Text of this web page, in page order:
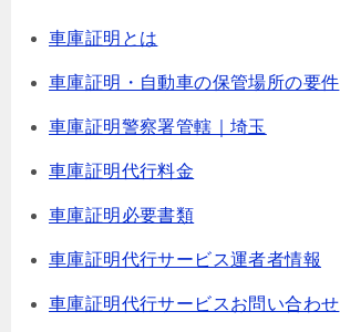
車庫証明とは
車庫証明・自動車の保管場所の要件
車庫証明警察署管轄｜埼玉
車庫証明代行料金
車庫証明必要書類
車庫証明代行サービス運者者情報
車庫証明代行サービスお問い合わせ